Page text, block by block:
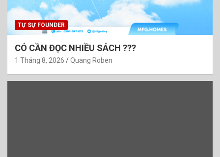
TỰ SỰ FOUNDER
CÓ CẦN ĐỌC NHIỀU SÁCH ???
1 Tháng 8, 2026 Quang Roben